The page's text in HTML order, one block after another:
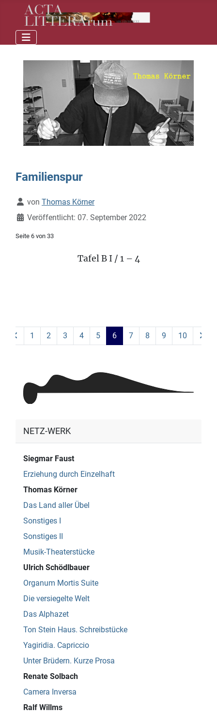
Familienspur
Details
von Thomas Körner
Veröffentlicht: 07. September 2022
Seite 6 von 33
Tafel B I / 1 – 4
1 2 3 4 5 6 7 8 9 10
NETZ-WERK
Siegmar Faust
Erziehung durch Einzelhaft
Thomas Körner
Das Land aller Übel
Sonstiges I
Sonstiges II
Musik-Theaterstücke
Ulrich Schödlbauer
Organum Mortis Suite
Die versiegelte Welt
Das Alphazet
Ton Stein Haus. Schreibstücke
Yagiridia. Capriccio
Unter Brüdern. Kurze Prosa
Renate Solbach
Camera Inversa
Ralf Willms